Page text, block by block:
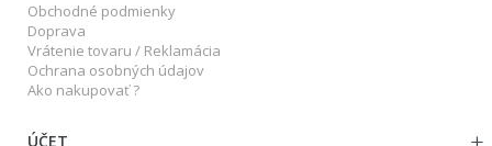
Obchodné podmienky
Doprava
Vrátenie tovaru / Reklamácia
Ochrana osobných údajov
Ako nakupovať ?
ÚČET